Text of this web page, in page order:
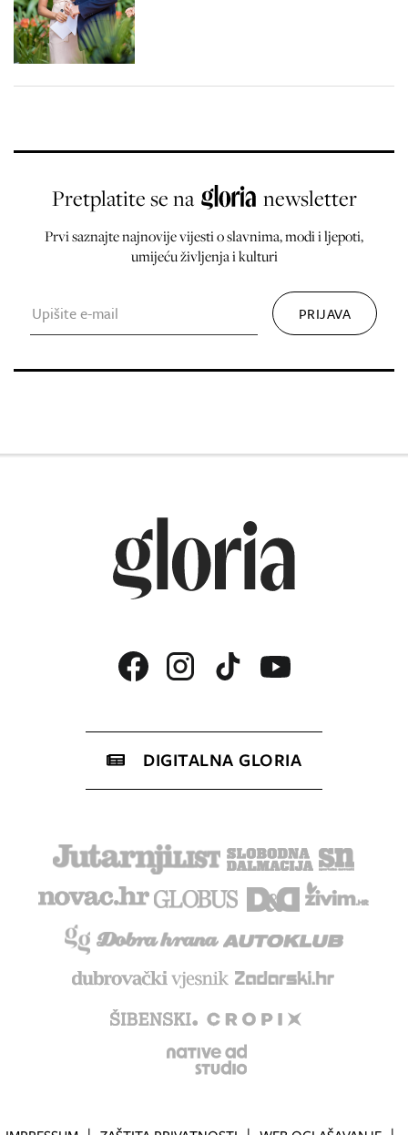
Pretplatite se na newsletter
Prvi saznajte najnovije vijesti o slavnima, modi i ljepoti,
umijeću življenja i kulturi
DIGITALNA GLORIA